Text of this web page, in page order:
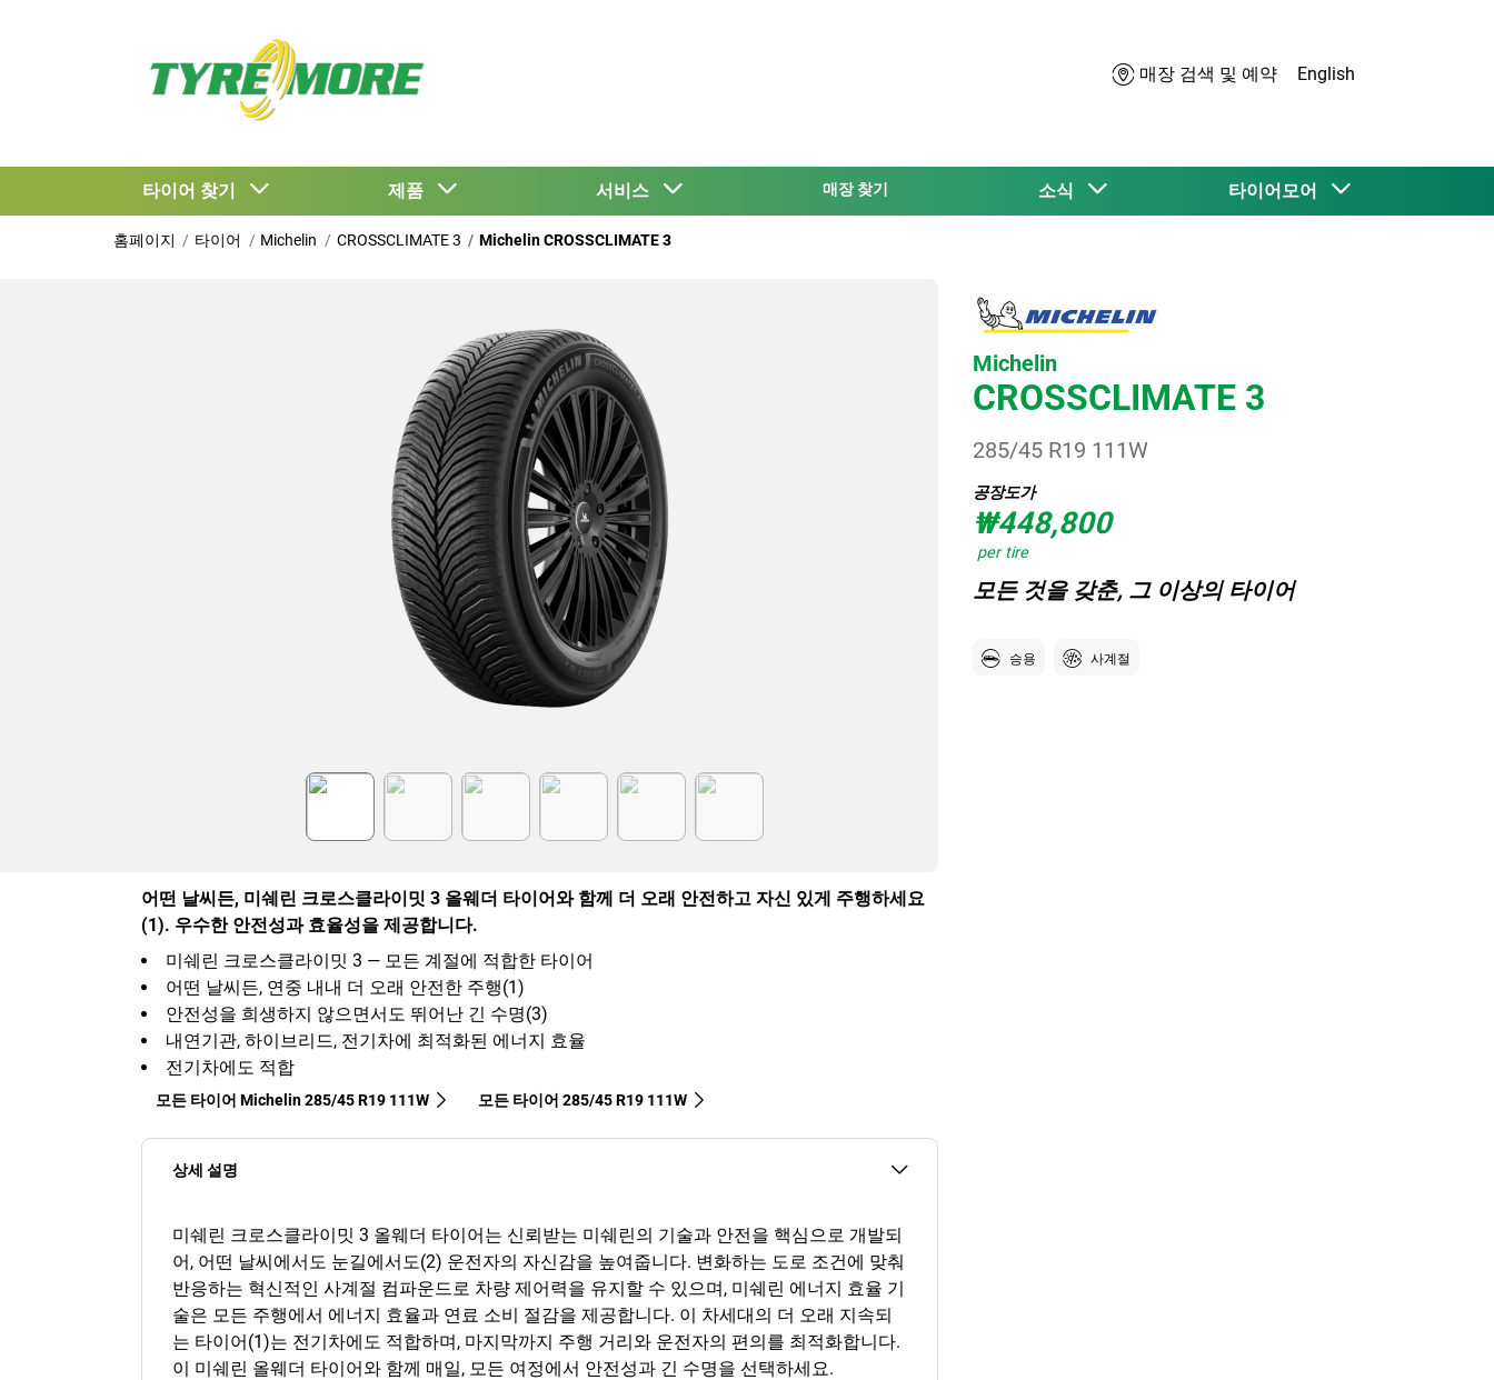
매장 검색 및 예약 English
타이어 찾기 제품 서비스 매장 찾기 소식 타이어모어
홈페이지 타이어 Michelin CROSSCLIMATE 3 Michelin CROSSCLIMATE 3
어떤 날씨든, 미쉐린 크로스클라이밋 3 올웨더 타이어와 함께 더 오래 안전하고 자신 있게 주행하세요
(1). 우수한 안전성과 효율성을 제공합니다.
미쉐린 크로스클라이밋 3 — 모든 계절에 적합한 타이어
어떤 날씨든, 연중 내내 더 오래 안전한 주행(1)
안전성을 희생하지 않으면서도 뛰어난 긴 수명(3)
내연기관, 하이브리드, 전기차에 최적화된 에너지 효율
전기차에도 적합
모든 타이어 Michelin 285/45 R19 111W 모든 타이어‎ 285/45 R19 111W
상세 설명
미쉐린 크로스클라이밋 3 올웨더 타이어는 신뢰받는 미쉐린의 기술과 안전을 핵심으로 개발되
어, 어떤 날씨에서도 눈길에서도(2) 운전자의 자신감을 높여줍니다. 변화하는 도로 조건에 맞춰
반응하는 혁신적인 사계절 컴파운드로 차량 제어력을 유지할 수 있으며, 미쉐린 에너지 효율 기
술은 모든 주행에서 에너지 효율과 연료 소비 절감을 제공합니다. 이 차세대의 더 오래 지속되
는 타이어(1)는 전기차에도 적합하며, 마지막까지 주행 거리와 운전자의 편의를 최적화합니다.
이 미쉐린 올웨더 타이어와 함께 매일, 모든 여정에서 안전성과 긴 수명을 선택하세요.
Michelin
CROSSCLIMATE 3
285/45 R19 111W
공장도가
₩448,800
per tire
모든 것을 갖춘, 그 이상의 타이어
승용 사계절